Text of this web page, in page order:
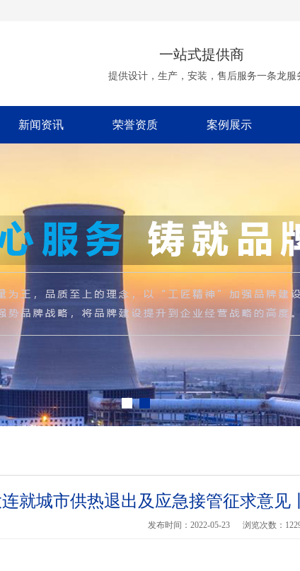
一站式提供商
提供设计，生产，安装，售后服务一条龙服
新闻资讯 荣誉资质 案例展示
就城市供热退出及应急接管征求意见
发布时间：2022-05-23 浏览次数：